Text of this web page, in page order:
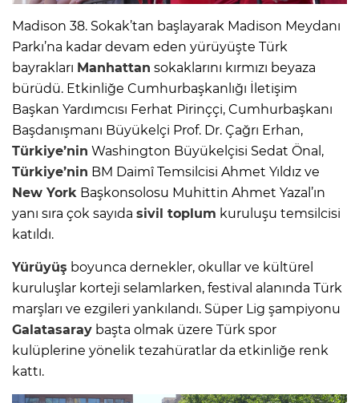
Madison 38. Sokak’tan başlayarak Madison Meydanı
Parkı’na kadar devam eden yürüyüşte Türk
bayrakları Manhattan sokaklarını kırmızı beyaza
bürüdü. Etkinliğe Cumhurbaşkanlığı İletişim
Başkan Yardımcısı Ferhat Pirinççi, Cumhurbaşkanı
Başdanışmanı Büyükelçi Prof. Dr. Çağrı Erhan,
Türkiye’nin Washington Büyükelçisi Sedat Önal,
Türkiye’nin BM Daimî Temsilcisi Ahmet Yıldız ve
New York Başkonsolosu Muhittin Ahmet Yazal’ın
yanı sıra çok sayıda sivil toplum kuruluşu temsilcisi
katıldı.
Yürüyüş boyunca dernekler, okullar ve kültürel
kuruluşlar korteji selamlarken, festival alanında Türk
marşları ve ezgileri yankılandı. Süper Lig şampiyonu
Galatasaray başta olmak üzere Türk spor
kulüplerine yönelik tezahüratlar da etkinliğe renk
kattı.